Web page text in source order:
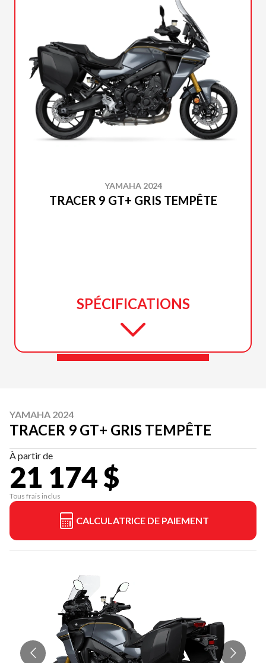
YAMAHA 2024
TRACER 9 GT+ GRIS TEMPÊTE
SPÉCIFICATIONS
YAMAHA 2024
TRACER 9 GT+ GRIS TEMPÊTE
À partir de
21 174 $
Tous frais inclus
CALCULATRICE DE PAIEMENT